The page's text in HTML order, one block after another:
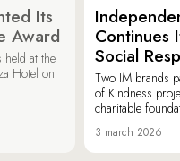
Its
Award
held at the
Hotel on
Continues
Social
Two IM brands
of Kindness
charitable
3 march 2026